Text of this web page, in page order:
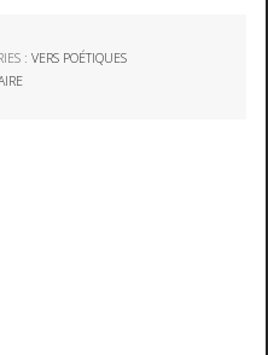
:VERS POÉTIQUES